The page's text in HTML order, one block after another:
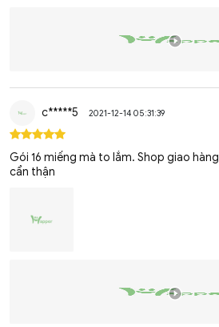
c*****5 2021-12-14 05:31:39
Gói 16 miếng mà to lắm. Shop giao
cẩn thận